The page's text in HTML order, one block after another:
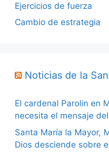
Ejercicios de fuerza
Cambio de estrategia
Noticias de la
El cardenal Parolin en
necesita el mensaje
Santa María la Mayor,
Dios desciende sobre